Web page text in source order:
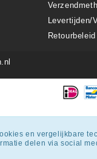
Levertijden/
Retourbeleid
en vergelijkbare
delen via social